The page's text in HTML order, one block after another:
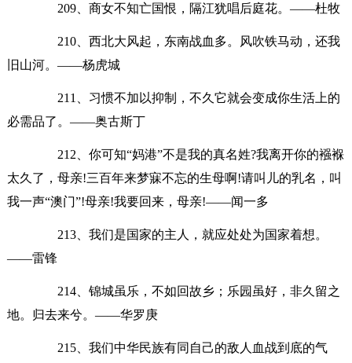
209、商女不知亡国恨，隔江犹唱后庭花。——杜牧
210、西北大风起，东南战血多。风吹铁马动，还我
旧山河。——杨虎城
211、习惯不加以抑制，不久它就会变成你生活上的
必需品了。——奥古斯丁
212、你可知“妈港”不是我的真名姓?我离开你的襁褓
太久了，母亲!三百年来梦寐不忘的生母啊!请叫儿的乳名，叫
我一声“澳门”!母亲!我要回来，母亲!——闻一多
213、我们是国家的主人，就应处处为国家着想。
——雷锋
214、锦城虽乐，不如回故乡；乐园虽好，非久留之
地。归去来兮。——华罗庚
215、我们中华民族有同自己的敌人血战到底的气